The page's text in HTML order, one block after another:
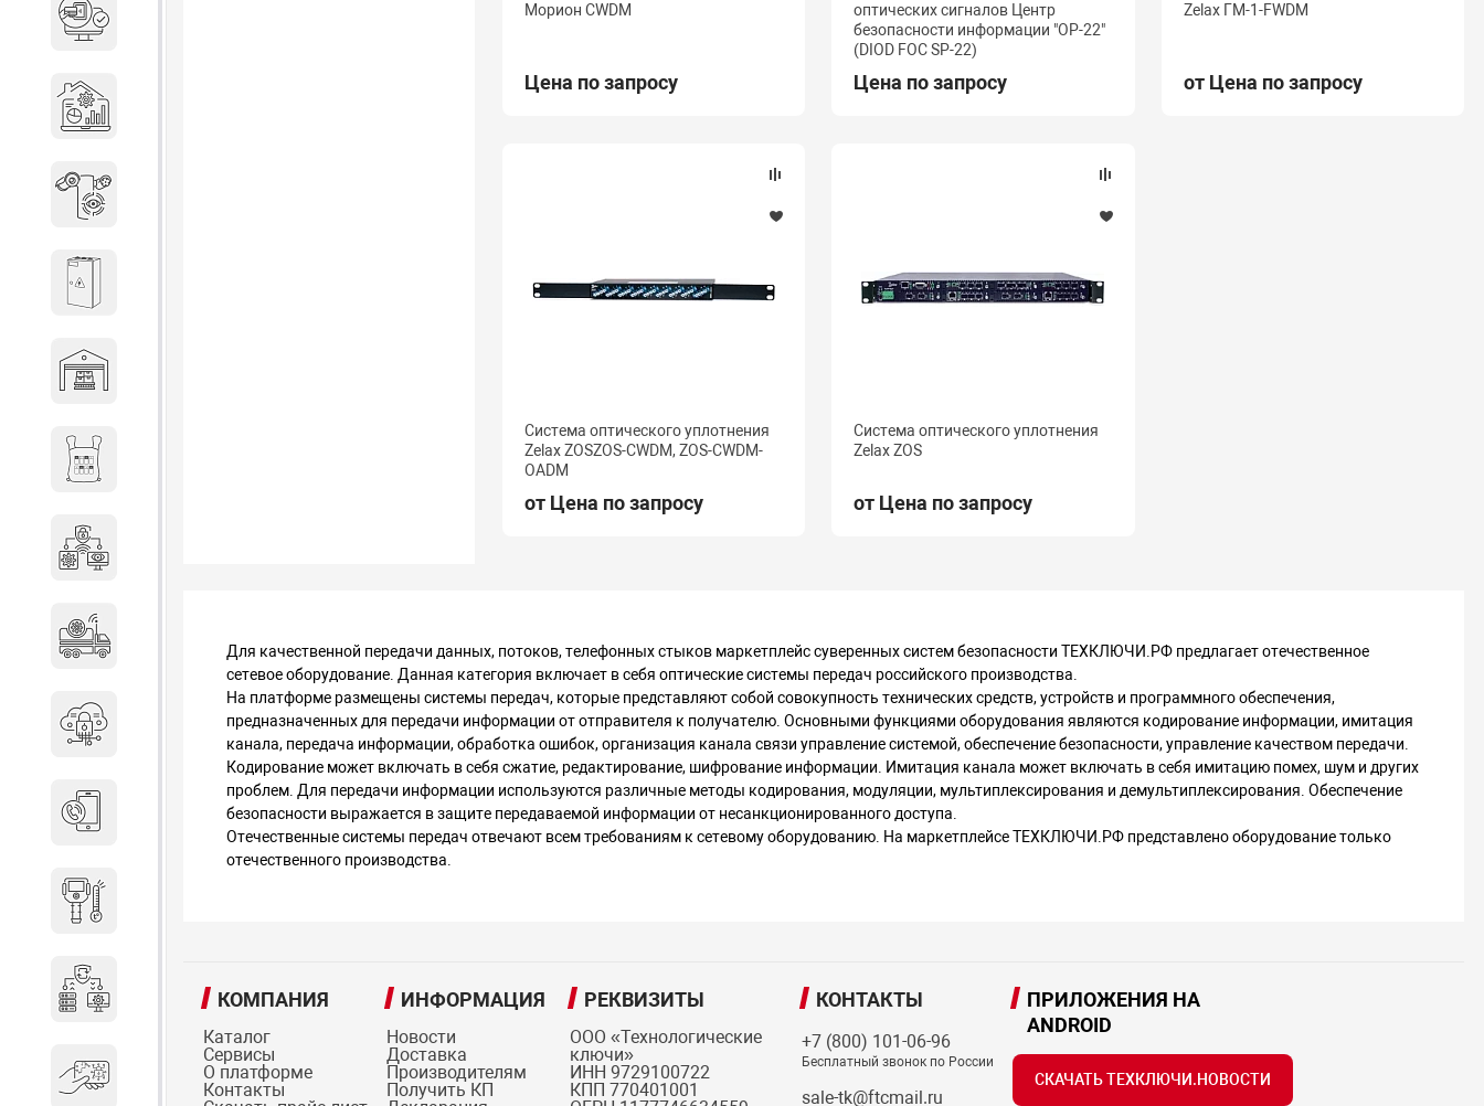
Средства защиты информации
Технические средства охраны
Электронные ключи
Морион CWDM
Цена по запросу
оптических сигналов Центр
безопасности информации "ОР-22"
(DIOD FOC SP-22)
Цена по запросу
Zelax ГМ-1-FWDM
от Цена по запросу
Система оптического уплотнения
Zelax ZOSZOS-CWDM, ZOS-CWDM-
OADM
от Цена по запросу
Система оптического уплотнения
Zelax ZOS
от Цена по запросу
Для качественной передачи данных, потоков, телефонных стыков маркетплейс суверенных систем безопасности ТЕХКЛЮЧИ.РФ предлагает отечественное
сетевое оборудование. Данная категория включает в себя оптические системы передач российского производства.
На платформе размещены системы передач, которые представляют собой совокупность технических средств, устройств и программного обеспечения,
предназначенных для передачи информации от отправителя к получателю. Основными функциями оборудования являются кодирование информации, имитация
канала, передача информации, обработка ошибок, организация канала связи управление системой, обеспечение безопасности, управление качеством передачи.
Кодирование может включать в себя сжатие, редактирование, шифрование информации. Имитация канала может включать в себя имитацию помех, шум и других
проблем. Для передачи информации используются различные методы кодирования, модуляции, мультиплексирования и демультиплексирования. Обеспечение
безопасности выражается в защите передаваемой информации от несанкционированного доступа.
Отечественные системы передач отвечают всем требованиям к сетевому оборудованию. На маркетплейсе ТЕХКЛЮЧИ.РФ представлено оборудование только
отечественного производства.
КОМПАНИЯ
Каталог
Сервисы
О платформе
Контакты
ИНФОРМАЦИЯ
Новости
Доставка
Производителям
Получить КП
РЕКВИЗИТЫ
ООО «Технологические
ключи»
ИНН 9729100722
КПП 770401001
КОНТАКТЫ
+7 (800) 101-06-96
Бесплатный звонок по России
sale-tk@ftcmail.ru
ПРИЛОЖЕНИЯ НА
ANDROID
СКАЧАТЬ ТЕХКЛЮЧИ.НОВОСТИ